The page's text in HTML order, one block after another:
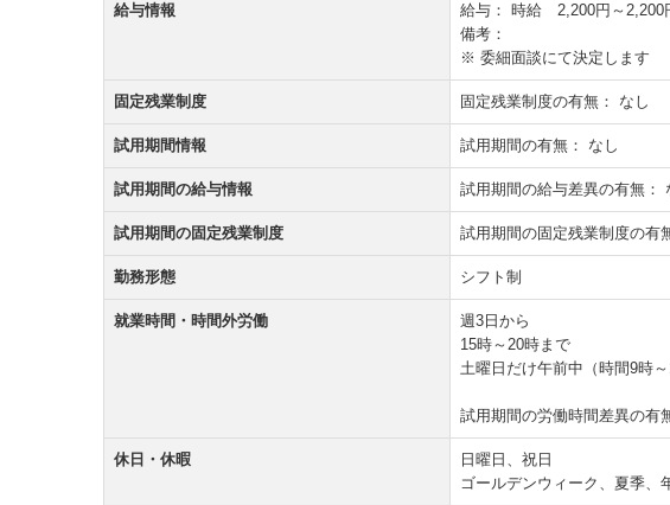
給与情報 給与： 時給 2,200円～2,200
備考：
※ 委細面談にて決定します
固定残業制度 固定残業制度の有無： なし
試用期間情報 試用期間の有無： なし
試用期間の給与情報 試用期間の給与差異の有無：
試用期間の固定残業制度 試用期間の固定残業制度の有
勤務形態 シフト制
就業時間・時間外労働
週3日から
15時～20時まで
土曜日だけ午前中（時間9時～
試用期間の労働時間差異の有
休日・休暇
日曜日、祝日
ゴールデンウィーク、夏季、